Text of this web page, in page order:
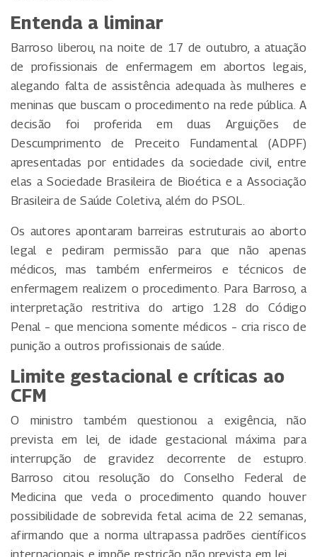
Entenda a liminar
Barroso liberou, na noite de 17 de outubro, a atuação
de profissionais de enfermagem em abortos legais,
alegando falta de assistência adequada às mulheres e
meninas que buscam o procedimento na rede pública. A
decisão foi proferida em duas Arguições de
Descumprimento de Preceito Fundamental (ADPF)
apresentadas por entidades da sociedade civil, entre
elas a Sociedade Brasileira de Bioética e a Associação
Brasileira de Saúde Coletiva, além do PSOL.
Os autores apontaram barreiras estruturais ao aborto
legal e pediram permissão para que não apenas
médicos, mas também enfermeiros e técnicos de
enfermagem realizem o procedimento. Para Barroso, a
interpretação restritiva do artigo 128 do Código
Penal – que menciona somente médicos – cria risco de
punição a outros profissionais de saúde.
Limite gestacional e críticas ao
CFM
O ministro também questionou a exigência, não
prevista em lei, de idade gestacional máxima para
interrupção de gravidez decorrente de estupro.
Barroso citou resolução do Conselho Federal de
Medicina que veda o procedimento quando houver
possibilidade de sobrevida fetal acima de 22 semanas,
afirmando que a norma ultrapassa padrões científicos